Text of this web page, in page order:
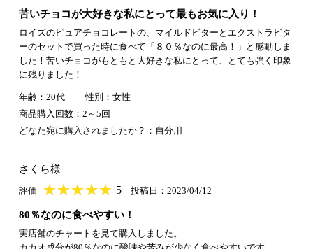
苦いチョコが大好きな私にとって最もお気に入り！
ロイズのピュアチョコレートの、マイルドビターとエクストラビタ
ーのセットで買った時に食べて「８０％なのに最高！」と感動しま
した！苦いチョコがもともと大好きな私にとって、とても強く印象
に残りました！
年齢：20代
性別：女性
商品購入回数：2～5回
どなた宛に購入されましたか？：自分用
さくら様
評価 ★★★★★
★★★★★ 5 投稿日：2023/04/12
80％なのに食べやすい！
実店舗のチャートを見て購入しました。